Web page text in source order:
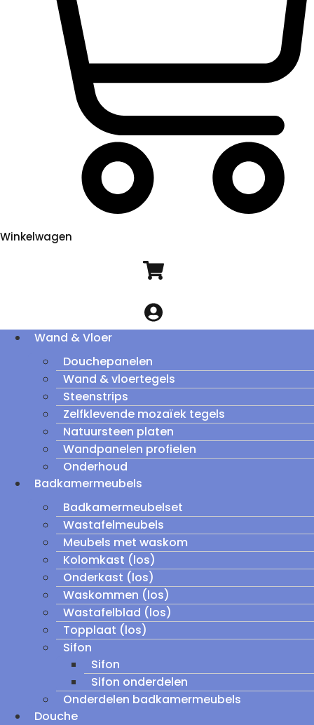
Winkelwagen
Wand & Vloer
Douchepanelen
Wand & vloertegels
Steenstrips
Zelfklevende mozaïek tegels
Natuursteen platen
Wandpanelen profielen
Onderhoud
Badkamermeubels
Badkamermeubelset
Wastafelmeubels
Meubels met waskom
Kolomkast (los)
Onderkast (los)
Waskommen (los)
Wastafelblad (los)
Topplaat (los)
Sifon
Sifon
Sifon onderdelen
Onderdelen badkamermeubels
Douche